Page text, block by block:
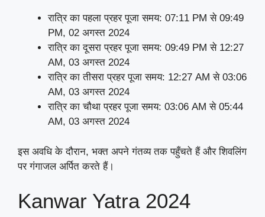
रात्रि का पहला प्रहर पूजा समय: 07:11 PM से 09:49
PM, 02 अगस्त 2024
रात्रि का दूसरा प्रहर पूजा समय: 09:49 PM से 12:27
AM, 03 अगस्त 2024
रात्रि का तीसरा प्रहर पूजा समय: 12:27 AM से 03:06
AM, 03 अगस्त 2024
रात्रि का चौथा प्रहर पूजा समय: 03:06 AM से 05:44
AM, 03 अगस्त 2024
इस अवधि के दौरान, भक्त अपने गंतव्य तक पहुँचते हैं और शिवलिंग
पर गंगाजल अर्पित करते हैं।
Kanwar Yatra 2024